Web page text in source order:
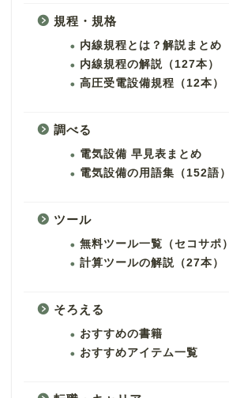
規程・規格
内線規程とは？解説まとめ
内線規程の解説（127本）
高圧受電設備規程（12本）
調べる
電気設備 早見表まとめ
電気設備の用語集（152語）
ツール
無料ツール一覧（セコサポ）
計算ツールの解説（27本）
そろえる
おすすめの書籍
おすすめアイテム一覧